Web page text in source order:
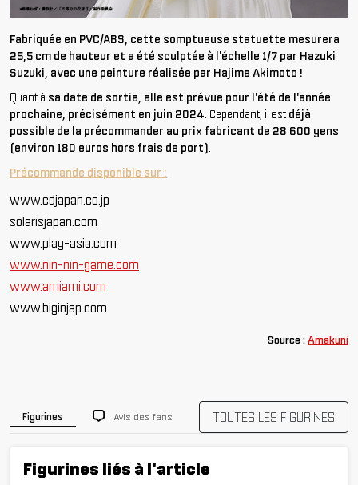
Fabriquée en PVC/ABS, cette somptueuse statuette mesurera
25,5 cm de hauteur et a été sculptée à l'échelle 1/7 par Hazuki
Suzuki, avec une peinture réalisée par Hajime Akimoto !
Quant à sa date de sortie, elle est prévue pour l'été de l'année
prochaine, précisément en juin 2024. Cependant, il est déjà
possible de la précommander au prix fabricant de 28 600 yens
(environ 180 euros hors frais de port).
Précommande disponible sur :
www.cdjapan.co.jp
solarisjapan.com
www.play-asia.com
www.nin-nin-game.com
www.amiami.com
www.biginjap.com
Source :Amakuni
Figurines Avis des fans TOUTES LES FIGURINES
Figurines liés à l'article